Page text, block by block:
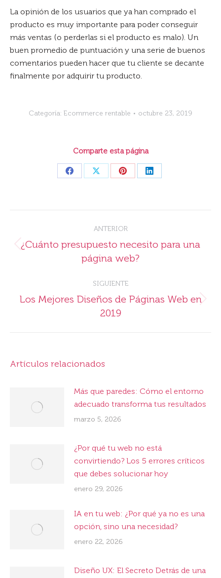
La opinión de los usuarios que ya han comprado el
producto es muy importante para poder conseguir
más ventas (o perderlas si el producto es malo). Un
buen promedio de puntuación y una serie de buenos
comentarios pueden hacer que tu cliente se decante
finalmente por adquirir tu producto.
Categoría: Ecommerce rentable octubre 23, 2019
Comparte esta página
Share
Share
Share
Share
Navegación
entre
publicaciones
ANTERIOR
Publicación
anterior:
¿Cuánto presupuesto necesito para una
página web?
SIGUIENTE
Publicación
siguiente:
Los Mejores Diseños de Páginas Web en
2019
Artículos relacionados
Más que paredes: Cómo el entorno
adecuado transforma tus resultados
marzo 5, 2026
¿Por qué tu web no está
convirtiendo? Los 5 errores críticos
que debes solucionar hoy
enero 29, 2026
IA en tu web: ¿Por qué ya no es una
opción, sino una necesidad?
enero 22, 2026
Diseño UX: El Secreto Detrás de una